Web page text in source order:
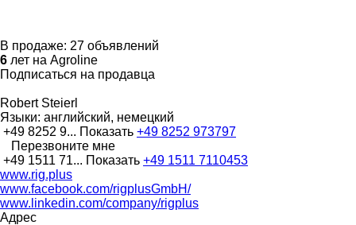
В продаже: 27 объявлений
6 лет на Agroline
Подписаться на продавца
Robert Steierl
Языки: английский, немецкий
+49 8252 9... Показать +49 8252 973797
Перезвоните мне
+49 1511 71... Показать +49 1511 7110453
www.rig.plus
www.facebook.com/rigplusGmbH/
www.linkedin.com/company/rigplus
Адрес